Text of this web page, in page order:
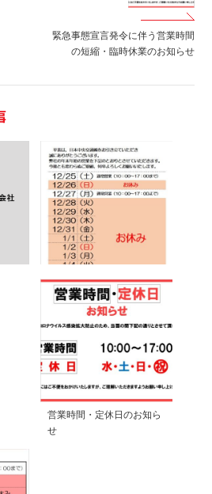
緊急事態宣言発令に伴う営業時間
の短縮・臨時休業のお知らせ
営業時間・定休日のお知ら
せ